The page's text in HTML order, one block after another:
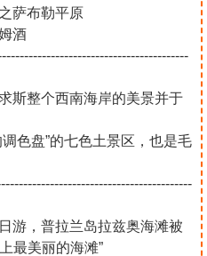
萨布勒平原
酒
斯整个西南海岸的美景并于
色盘”的七色土景区，也是毛
游，普拉兰岛拉兹奥海滩被
最美丽的海滩”